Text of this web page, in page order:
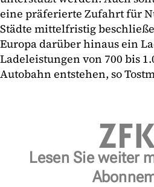
eine präferierte Zufahrt für
Städte mittelfristig
Europa darüber hinaus ein
Ladeleistungen von 700 bis
Autobahn entstehen, so
Lesen Sie weiter